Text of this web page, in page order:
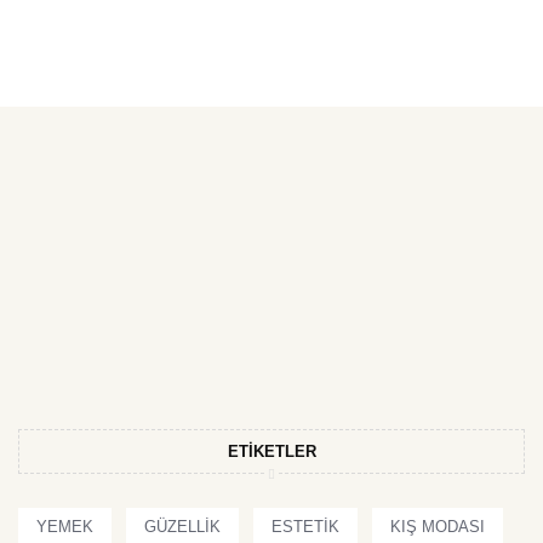
ETIKETLER
YEMEK GÜZELLIK ESTETIK KIŞ MODASI